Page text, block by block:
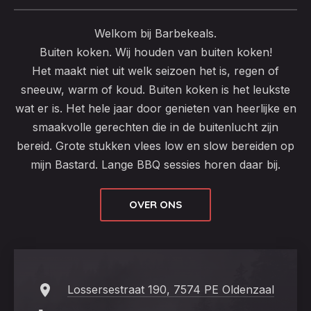
Welkom bij Barbekeals.
Buiten koken. Wij houden van buiten koken!
Het maakt niet uit welk seizoen het is, regen of
sneeuw, warm of koud. Buiten koken is het leukste
wat er is. Het hele jaar door genieten van heerlijke en
smaakvolle gerechten die in de buitenlucht zijn
bereid. Grote stukken vlees low en slow bereiden op
mijn Bastard. Lange BBQ sessies horen daar bij.
OVER ONS
Lossersestraat 190, 7574 PE Oldenzaal